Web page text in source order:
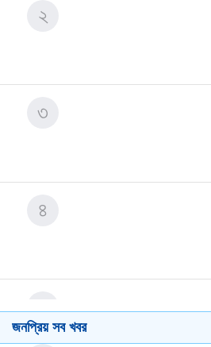
২
৩
৪
৫
জনপ্রিয় সব খবর